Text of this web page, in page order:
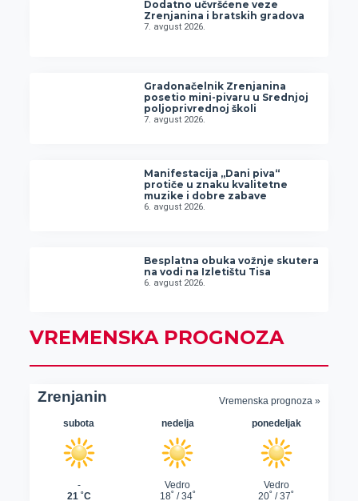
Dodatno učvršćene veze
Zrenjanina i bratskih gradova
7. avgust 2026.
Gradonačelnik Zrenjanina
posetio mini-pivaru u Srednjoj
poljoprivrednoj školi
7. avgust 2026.
Manifestacija „Dani piva“
protiče u znaku kvalitetne
muzike i dobre zabave
6. avgust 2026.
Besplatna obuka vožnje skutera
na vodi na Izletištu Tisa
6. avgust 2026.
VREMENSKA PROGNOZA